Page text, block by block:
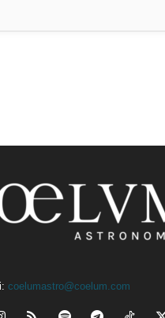
coelumastro@coelum.com